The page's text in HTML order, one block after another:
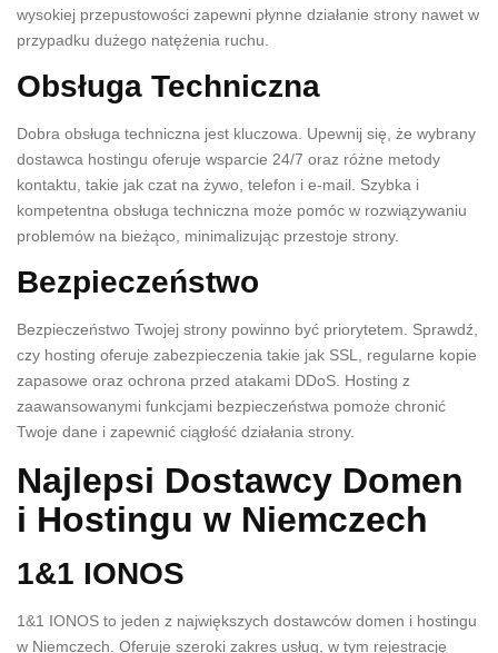
wysokiej przepustowości zapewni płynne działanie strony nawet w
przypadku dużego natężenia ruchu.
Obsługa Techniczna
Dobra obsługa techniczna jest kluczowa. Upewnij się, że wybrany
dostawca hostingu oferuje wsparcie 24/7 oraz różne metody
kontaktu, takie jak czat na żywo, telefon i e-mail. Szybka i
kompetentna obsługa techniczna może pomóc w rozwiązywaniu
problemów na bieżąco, minimalizując przestoje strony.
Bezpieczeństwo
Bezpieczeństwo Twojej strony powinno być priorytetem. Sprawdź,
czy hosting oferuje zabezpieczenia takie jak SSL, regularne kopie
zapasowe oraz ochrona przed atakami DDoS. Hosting z
zaawansowanymi funkcjami bezpieczeństwa pomoże chronić
Twoje dane i zapewnić ciągłość działania strony.
Najlepsi Dostawcy Domen
i Hostingu w Niemczech
1&1 IONOS
1&1 IONOS to jeden z największych dostawców domen i hostingu
w Niemczech. Oferuje szeroki zakres usług, w tym rejestrację